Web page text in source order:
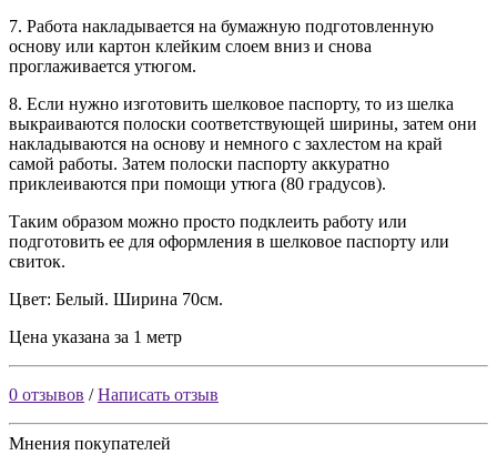
7. Работа накладывается на бумажную подготовленную
основу или картон клейким слоем вниз и снова
проглаживается утюгом.
8. Если нужно изготовить шелковое паспорту, то из шелка
выкраиваются полоски соответствующей ширины, затем они
накладываются на основу и немного с захлестом на край
самой работы. Затем полоски паспорту аккуратно
приклеиваются при помощи утюга (80 градусов).
Таким образом можно просто подклеить работу или
подготовить ее для оформления в шелковое паспорту или
свиток.
Цвет: Белый. Ширина 70см.
Цена указана за 1 метр
0 отзывов /Написать отзыв
Мнения покупателей